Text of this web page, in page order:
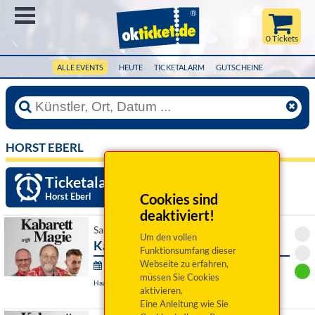
ALLE EVENTS HEUTE TICKETALARM GUTSCHEINE
0 Tickets
Cookies sind
deaktiviert!
Um den vollen
Funktionsumfang dieser
Webseite zu erfahren,
müssen Sie Cookies
aktivieren.
Eine Anleitung wie Sie
HORST EBERL
Ticketalarm einrichten »
Horst Eberl
Sa 26. September 2026 20:00 Uhr
Kabarett trifft Magie
Kabarett trifft Magie:
Haarbach, Gasthof Hasenberger